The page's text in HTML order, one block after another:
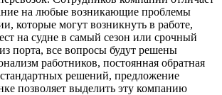
на любые возникающие проблемы
которые могут возникнуть в работе,
на судне в самый сезон или срочный
порта, все вопросы будут решены
работников, постоянная обратная
решений, предложение
позволяет выделить эту компанию